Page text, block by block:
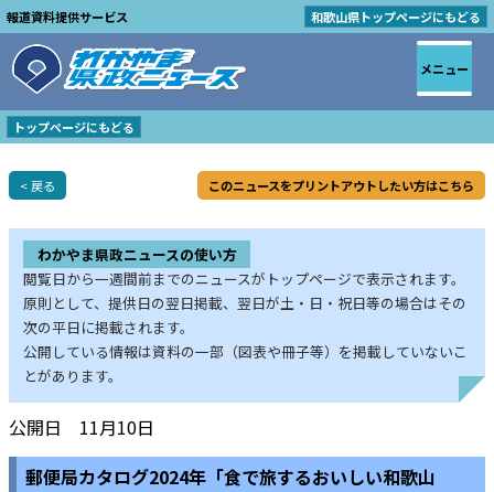
報道資料提供サービス 和歌山県トップページにもどる
トップページにもどる
< 戻る このニュースをプリントアウトしたい方はこちら
わかやま県政ニュースの使い方
閲覧日から一週間前までのニュースがトップページで表示されます。
原則として、提供日の翌日掲載、翌日が土・日・祝日等の場合はその
次の平日に掲載されます。
公開している情報は資料の一部（図表や冊子等）を掲載していないこ
とがあります。
公開日 11月10日
郵便局カタログ2024年「食で旅するおいしい和歌山
メニュー